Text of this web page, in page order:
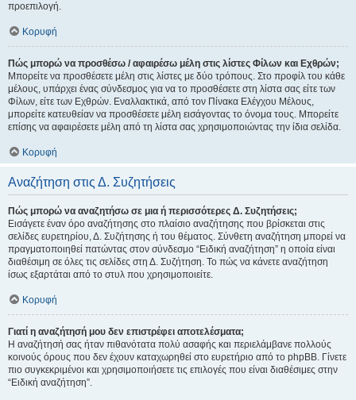
προεπιλογή.
Κορυφή
Πώς μπορώ να προσθέσω / αφαιρέσω μέλη στις λίστες Φίλων και Εχθρών;
Μπορείτε να προσθέσετε μέλη στις λίστες με δύο τρόπους. Στο προφίλ του κάθε
μέλους, υπάρχει ένας σύνδεσμος για να το προσθέσετε στη λίστα σας είτε των
Φίλων, είτε των Εχθρών. Εναλλακτικά, από τον Πίνακα Ελέγχου Μέλους,
μπορείτε κατευθείαν να προσθέσετε μέλη εισάγοντας το όνομα τους. Μπορείτε
επίσης να αφαιρέσετε μέλη από τη λίστα σας χρησιμοποιώντας την ίδια σελίδα.
Κορυφή
Αναζήτηση στις Δ. Συζητήσεις
Πώς μπορώ να αναζητήσω σε μια ή περισσότερες Δ. Συζητήσεις;
Εισάγετε έναν όρο αναζήτησης στο πλαίσιο αναζήτησης που βρίσκεται στις
σελίδες ευρετηρίου, Δ. Συζήτησης ή του θέματος. Σύνθετη αναζήτηση μπορεί να
πραγματοποιηθεί πατώντας στον σύνδεσμο “Ειδική αναζήτηση” η οποία είναι
διαθέσιμη σε όλες τις σελίδες στη Δ. Συζήτηση. Το πώς να κάνετε αναζήτηση
ίσως εξαρτάται από το στυλ που χρησιμοποιείτε.
Κορυφή
Γιατί η αναζήτησή μου δεν επιστρέφει αποτελέσματα;
Η αναζήτησή σας ήταν πιθανότατα πολύ ασαφής και περιελάμβανε πολλούς
κοινούς όρους που δεν έχουν καταχωρηθεί στο ευρετήριο από το phpBB. Γίνετε
πιο συγκεκριμένοι και χρησιμοποιήσετε τις επιλογές που είναι διαθέσιμες στην
“Ειδική αναζήτηση”.